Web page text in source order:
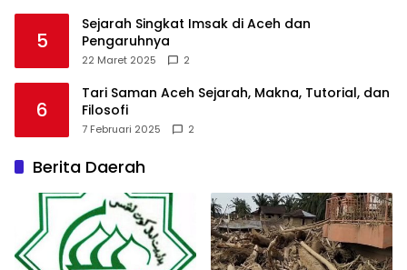
5
Sejarah Singkat Imsak di Aceh dan
Pengaruhnya
22 Maret 2025 2
6
Tari Saman Aceh Sejarah, Makna, Tutorial, dan
Filosofi
7 Februari 2025 2
Berita Daerah